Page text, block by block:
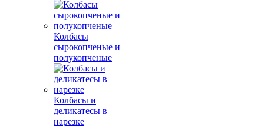
Колбасы
сырокопченые и
полукопченые
Колбасы и
деликатесы в
нарезке